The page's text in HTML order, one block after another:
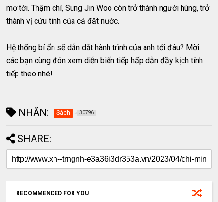
mơ tới. Thậm chí, Sung Jin Woo còn trở thành người hùng, trở
thành vị cứu tinh của cả đất nước.
Hệ thống bí ẩn sẽ dẫn dắt hành trình của anh tới đâu? Mời
các bạn cùng đón xem diễn biến tiếp hấp dẫn đầy kịch tính
tiếp theo nhé!
NHÃN: Sách 30796
SHARE:
RECOMMENDED FOR YOU